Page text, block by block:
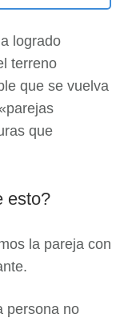
logrado
terreno
que se vuelva
que
esto?
la pareja con
persona no